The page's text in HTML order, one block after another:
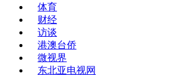
体育
财经
访谈
港澳台侨
微视界
东北亚电视网